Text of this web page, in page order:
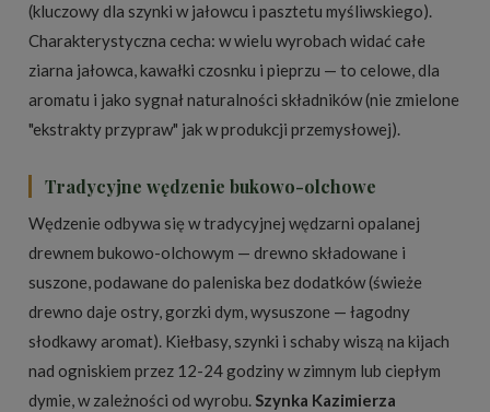
(kluczowy dla szynki w jałowcu i pasztetu myśliwskiego).
Charakterystyczna cecha: w wielu wyrobach widać całe
ziarna jałowca, kawałki czosnku i pieprzu — to celowe, dla
aromatu i jako sygnał naturalności składników (nie zmielone
"ekstrakty przypraw" jak w produkcji przemysłowej).
Tradycyjne wędzenie bukowo-olchowe
Wędzenie odbywa się w tradycyjnej wędzarni opalanej
drewnem bukowo-olchowym — drewno składowane i
suszone, podawane do paleniska bez dodatków (świeże
drewno daje ostry, gorzki dym, wysuszone — łagodny
słodkawy aromat). Kiełbasy, szynki i schaby wiszą na kijach
nad ogniskiem przez 12-24 godziny w zimnym lub ciepłym
dymie, w zależności od wyrobu. Szynka Kazimierza